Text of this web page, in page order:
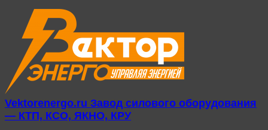
Vektorenergo.ru Завод силового оборудования
— КТП, КСО, ЯКНО, КРУ